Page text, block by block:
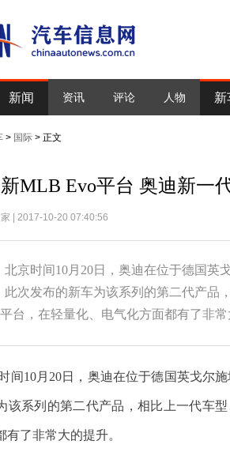
新闻 资讯 评论 人物 新
> 国际 > 正文
MLB Evo平台 奥迪新一
| 2017-10-20 07:40:56
北京时间10月20日，奥迪在位于德国英
此次发布的新车为该系列的第二代产品
台，在轻量化、电气化方面都有了非常
间10月20日，奥迪在位于德国英戈尔
该系列的第二代产品，相比上一代车
有了非常大的提升。